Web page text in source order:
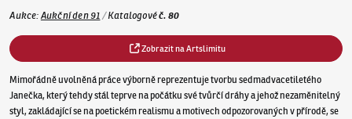
Aukce: Aukční den 91 /Katalogovéč.80
Zobrazit na Artslimitu
Mimořádně uvolněná práce výborně reprezentuje tvorbu sedmadvacetiletého
Janečka, který tehdy stál teprve na počátku své tvůrčí dráhy a jehož nezaměnitelný
styl, zakládající se na poetickém realismu a motivech odpozorovaných v přírodě, se